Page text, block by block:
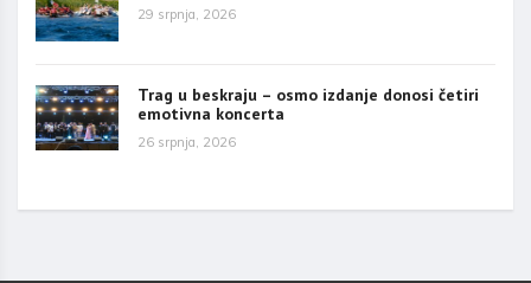
29 srpnja, 2026
Trag u beskraju – osmo izdanje donosi četiri
emotivna koncerta
26 srpnja, 2026